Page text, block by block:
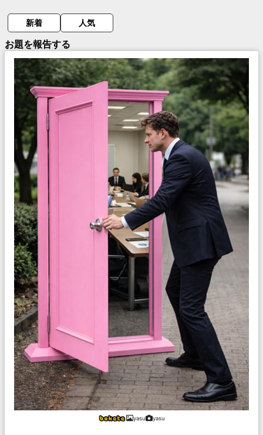
新着 人気
お題を報告する
yasu yasu